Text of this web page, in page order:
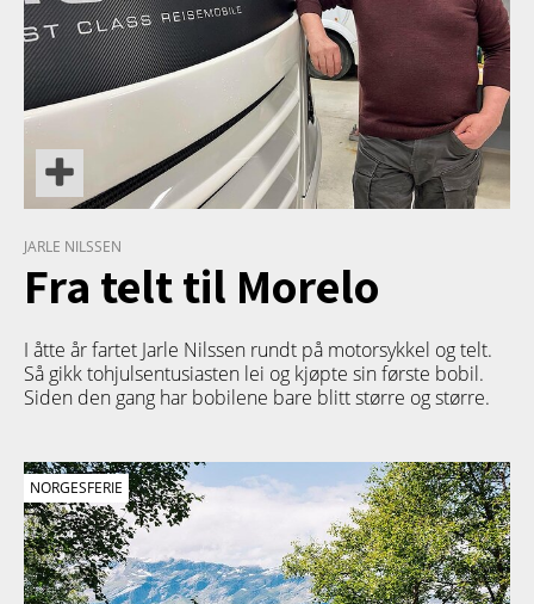
JARLE NILSSEN
Fra telt til Morelo
I åtte år fartet Jarle Nilssen rundt på motorsykkel og telt.
Så gikk tohjulsentusiasten lei og kjøpte sin første bobil.
Siden den gang har bobilene bare blitt større og større.
NORGESFERIE